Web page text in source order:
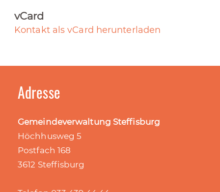
vCard
Kontakt als vCard herunterladen
Adresse
Gemeindeverwaltung Steffisburg
Höchhusweg 5
Postfach 168
3612 Steffisburg